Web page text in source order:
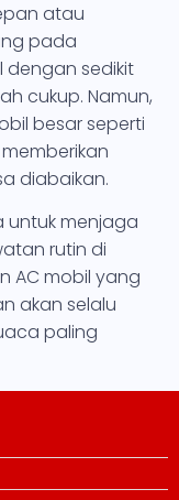
atau
pada
dengan sedikit
cukup. Namun,
besar seperti
diabaikan.
untuk menjaga
rutin di
AC mobil yang
akan selalu
paling